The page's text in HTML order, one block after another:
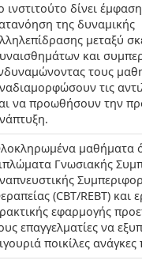
ινστιτούτο δίνει
της δυναμικής
μεταξύ
και
τους
τις
να προωθήσουν την
μαθήματα
Γνωσιακής
(CBT/REBT) και
εφαρμογής
επαγγελματίες να
ποικίλες